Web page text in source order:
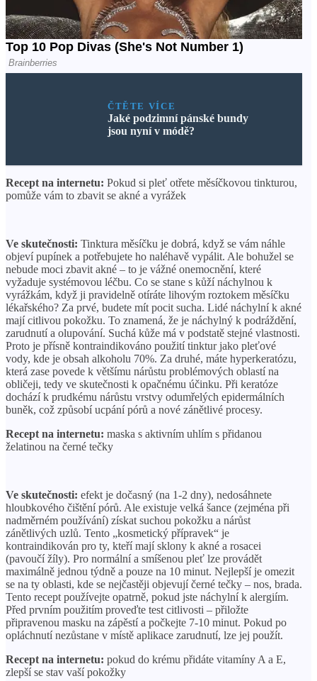
ČTĚTE VÍCE
Jaké podzimní pánské bundy
jsou nyní v módě?
Recept na internetu: Pokud si pleť otřete měsíčkovou tinkturou,
pomůže vám to zbavit se akné a vyrážek
Ve skutečnosti: Tinktura měsíčku je dobrá, když se vám náhle
objeví pupínek a potřebujete ho naléhavě vypálit. Ale bohužel se
nebude moci zbavit akné – to je vážné onemocnění, které
vyžaduje systémovou léčbu. Co se stane s kůží náchylnou k
vyrážkám, když ji pravidelně otíráte lihovým roztokem měsíčku
lékařského? Za prvé, budete mít pocit sucha. Lidé náchylní k akné
mají citlivou pokožku. To znamená, že je náchylný k podráždění,
zarudnutí a olupování. Suchá kůže má v podstatě stejné vlastnosti.
Proto je přísně kontraindikováno použití tinktur jako pleťové
vody, kde je obsah alkoholu 70%. Za druhé, máte hyperkeratózu,
která zase povede k většímu nárůstu problémových oblastí na
obličeji, tedy ve skutečnosti k opačnému účinku. Při keratóze
dochází k prudkému nárůstu vrstvy odumřelých epidermálních
buněk, což způsobí ucpání pórů a nové zánětlivé procesy.
Recept na internetu: maska ​​s aktivním uhlím s přidanou
želatinou na černé tečky
Ve skutečnosti: efekt je dočasný (na 1-2 dny), nedosáhnete
hloubkového čištění pórů. Ale existuje velká šance (zejména při
nadměrném používání) získat suchou pokožku a nárůst
zánětlivých uzlů. Tento „kosmetický přípravek“ je
kontraindikován pro ty, kteří mají sklony k akné a rosacei
(pavoučí žíly). Pro normální a smíšenou pleť lze provádět
maximálně jednou týdně a pouze na 10 minut. Nejlepší je omezit
se na ty oblasti, kde se nejčastěji objevují černé tečky – nos, brada.
Tento recept používejte opatrně, pokud jste náchylní k alergiím.
Před prvním použitím proveďte test citlivosti – přiložte
připravenou masku na zápěstí a počkejte 7-10 minut. Pokud po
opláchnutí nezůstane v místě aplikace zarudnutí, lze jej použít.
Recept na internetu: pokud do krému přidáte vitamíny A a E,
zlepší se stav vaší pokožky